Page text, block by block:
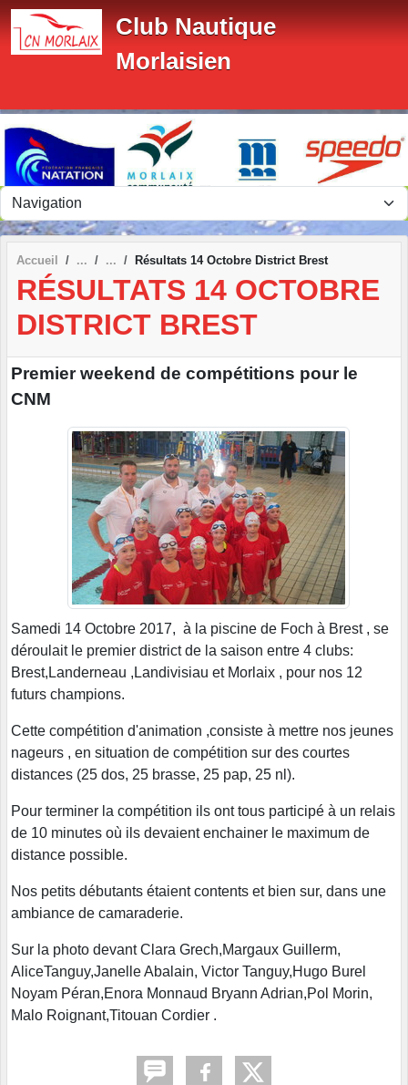
Club Nautique
Morlaisien
Accueil Résultats 14 Octobre District Brest
RÉSULTATS 14 OCTOBRE
DISTRICT BREST
Premier weekend de compétitions pour le
CNM
Samedi 14 Octobre 2017, à la piscine de Foch à Brest , se
déroulait le premier district de la saison entre 4 clubs:
Brest,Landerneau ,Landivisiau et Morlaix , pour nos 12
futurs champions.
Cette compétition d'animation ,consiste à mettre nos jeunes
nageurs , en situation de compétition sur des courtes
distances (25 dos, 25 brasse, 25 pap, 25 nl).
Pour terminer la compétition ils ont tous participé à un relais
de 10 minutes où ils devaient enchainer le maximum de
distance possible.
Nos petits débutants étaient contents et bien sur, dans une
ambiance de camaraderie.
Sur la photo devant Clara Grech,Margaux Guillerm,
AliceTanguy,Janelle Abalain, Victor Tanguy,Hugo Burel
Noyam Péran,Enora Monnaud Bryann Adrian,Pol Morin,
Malo Roignant,Titouan Cordier .
Panneau de gestion des cookies